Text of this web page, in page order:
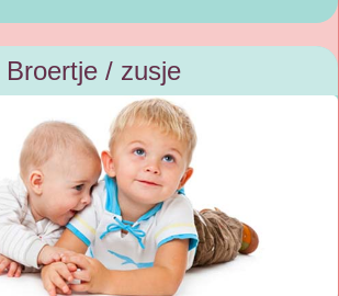
Broertje / zusje